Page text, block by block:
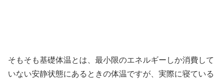
そもそも基礎体温とは、最小限のエネルギーしか消費して
いない安静状態にあるときの体温ですが、実際に寝ている